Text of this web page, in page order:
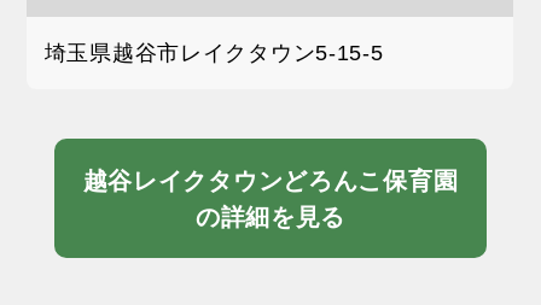
埼玉県越谷市レイクタウン5-15-5
越谷レイクタウンどろんこ保育園
の詳細を見る